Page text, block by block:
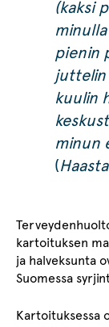
(kaksi
pienin
juttelin
kuulin
minun
(
kartoituksen
ja halveksunta
Suomessa
Kartoituksessa